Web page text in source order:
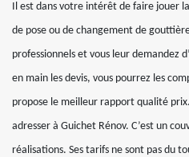
Il est dans votre intérêt de faire jouer
de pose ou de changement de
professionnels et vous leur demandez
en main les devis, vous pourrez les
propose le meilleur rapport qualité
adresser à Guichet Rénov. C’est un
réalisations. Ses tarifs ne sont pas du